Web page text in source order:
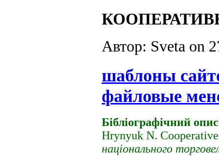
Автор: Sveta on
шаблоны
файловые
Бібліографічний
Hrynyuk N.
національного